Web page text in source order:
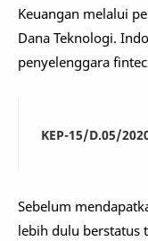
Keuangan melalui
Dana Teknologi.
penyelenggara
KEP-15/D.05/
Sebelum
lebih dulu berstatus